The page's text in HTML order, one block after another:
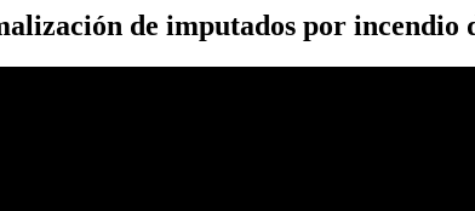
de imputados por incendio